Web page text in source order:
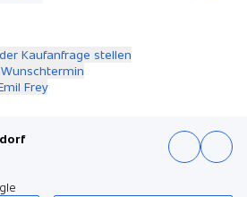
Kaufanfrage stellen
Frey